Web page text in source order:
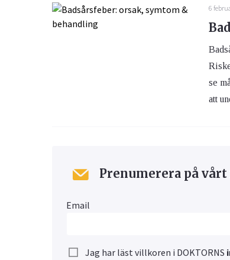
6
se
att
Prenumerera på
Email
Jag har läst villkoren i DOKTORNS